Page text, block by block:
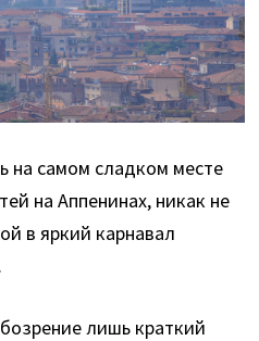
на самом сладком месте
на Аппенинах, никак не
в яркий карнавал
лишь краткий